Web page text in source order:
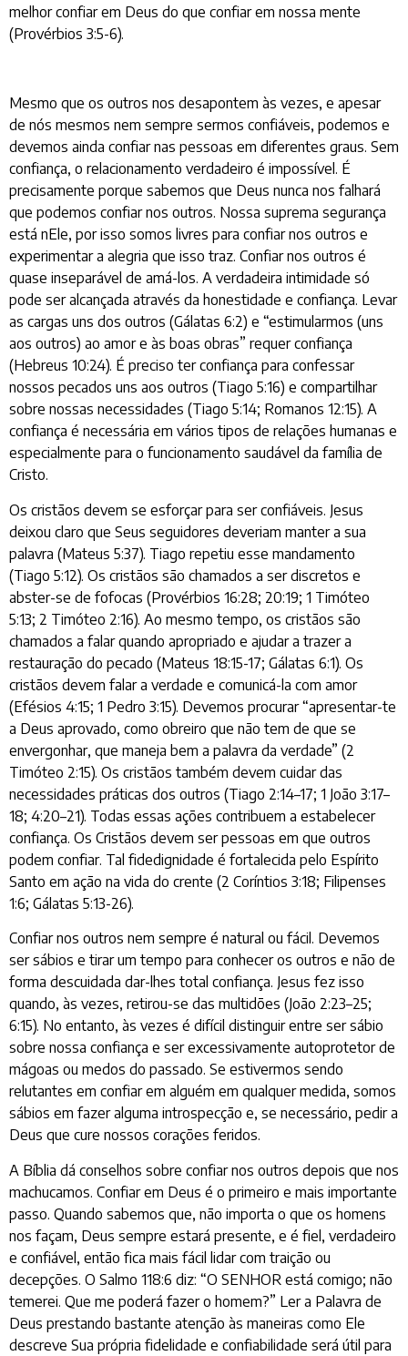
melhor confiar em Deus do que confiar em nossa mente
(Provérbios 3:5-6).
Mesmo que os outros nos desapontem às vezes, e apesar
de nós mesmos nem sempre sermos confiáveis, podemos e
devemos ainda confiar nas pessoas em diferentes graus. Sem
confiança, o relacionamento verdadeiro é impossível. É
precisamente porque sabemos que Deus nunca nos falhará
que podemos confiar nos outros. Nossa suprema segurança
está nEle, por isso somos livres para confiar nos outros e
experimentar a alegria que isso traz. Confiar nos outros é
quase inseparável de amá-los. A verdadeira intimidade só
pode ser alcançada através da honestidade e confiança. Levar
as cargas uns dos outros (Gálatas 6:2) e “estimularmos (uns
aos outros) ao amor e às boas obras” requer confiança
(Hebreus 10:24). É preciso ter confiança para confessar
nossos pecados uns aos outros (Tiago 5:16) e compartilhar
sobre nossas necessidades (Tiago 5:14; Romanos 12:15). A
confiança é necessária em vários tipos de relações humanas e
especialmente para o funcionamento saudável da família de
Cristo.
Os cristãos devem se esforçar para ser confiáveis. Jesus
deixou claro que Seus seguidores deveriam manter a sua
palavra (Mateus 5:37). Tiago repetiu esse mandamento
(Tiago 5:12). Os cristãos são chamados a ser discretos e
abster-se de fofocas (Provérbios 16:28; 20:19; 1 Timóteo
5:13; 2 Timóteo 2:16). Ao mesmo tempo, os cristãos são
chamados a falar quando apropriado e ajudar a trazer a
restauração do pecado (Mateus 18:15-17; Gálatas 6:1). Os
cristãos devem falar a verdade e comunicá-la com amor
(Efésios 4:15; 1 Pedro 3:15). Devemos procurar “apresentar-te
a Deus aprovado, como obreiro que não tem de que se
envergonhar, que maneja bem a palavra da verdade” (2
Timóteo 2:15). Os cristãos também devem cuidar das
necessidades práticas dos outros (Tiago 2:14–17; 1 João 3:17–
18; 4:20–21). Todas essas ações contribuem a estabelecer
confiança. Os Cristãos devem ser pessoas em que outros
podem confiar. Tal fidedignidade é fortalecida pelo Espírito
Santo em ação na vida do crente (2 Coríntios 3:18; Filipenses
1:6; Gálatas 5:13-26).
Confiar nos outros nem sempre é natural ou fácil. Devemos
ser sábios e tirar um tempo para conhecer os outros e não de
forma descuidada dar-lhes total confiança. Jesus fez isso
quando, às vezes, retirou-se das multidões (João 2:23–25;
6:15). No entanto, às vezes é difícil distinguir entre ser sábio
sobre nossa confiança e ser excessivamente autoprotetor de
mágoas ou medos do passado. Se estivermos sendo
relutantes em confiar em alguém em qualquer medida, somos
sábios em fazer alguma introspecção e, se necessário, pedir a
Deus que cure nossos corações feridos.
A Bíblia dá conselhos sobre confiar nos outros depois que nos
machucamos. Confiar em Deus é o primeiro e mais importante
passo. Quando sabemos que, não importa o que os homens
nos façam, Deus sempre estará presente, e é fiel, verdadeiro
e confiável, então fica mais fácil lidar com traição ou
decepções. O Salmo 118:6 diz: “O SENHOR está comigo; não
temerei. Que me poderá fazer o homem?” Ler a Palavra de
Deus prestando bastante atenção às maneiras como Ele
descreve Sua própria fidelidade e confiabilidade será útil para